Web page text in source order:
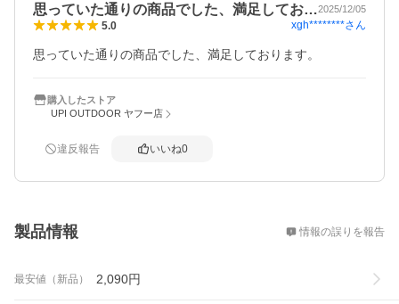
思っていた通りの商品でした、満足してお…2025/12/05
5.0 xgh********さん
思っていた通りの商品でした、満足しております。
購入したストア
UPI OUTDOOR ヤフー店
違反報告 いいね0
製品情報 情報の誤りを報告
最安値（新品） 2,090円